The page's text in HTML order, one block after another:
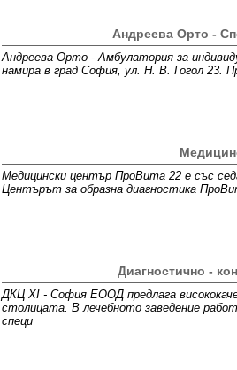
Андреева Орто -
Андреева Орто - Амбулатория за
намира в град София, ул. Н. В. Гогол 23.
Медицински център ПроВита 22 е със
Центърът за образна диагностика
Диагностично -
ДКЦ XI - София ЕООД предлага
столицата. В лечебното заведение
специ